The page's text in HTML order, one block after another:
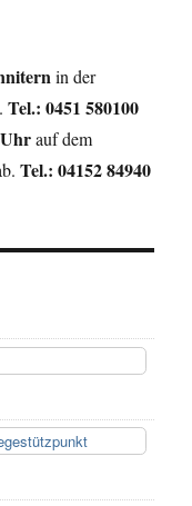
in der
Tel.: 0451 580100
Uhrauf dem
Tel.: 04152 84940